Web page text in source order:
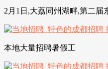
2月1日,大荔同州湖畔,第二
本地大量招聘暑假工